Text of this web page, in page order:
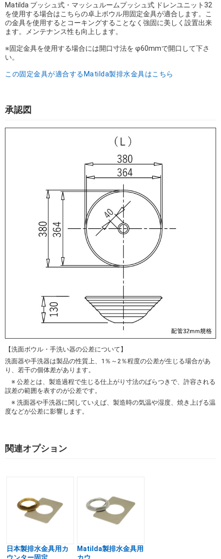
Matilda プッシュ式・マッシュルームプッシュ式 ドレンユニット32
を使用する場合はこちらの卓上ボウル用固定金具が適合します。こ
の金具を使用するとコーキングすることなく強固に美しく設置出来
ます。メンテナンス性も向上します。
※固定金具を使用する場合には開口寸法を φ60mmで開口して下さ
い。
この固定金具が適合するMatilda製排水金具はこちら
承認図
【洗面ボウル・手洗い器の公差について】
洗面器や手洗器は製品の性質上、1％～2％程度の公差が生じる場合があ
り、若干の個体差があります。
※ 公差とは、製造過程で生じる仕上がり寸法のばらつきで、許容される
誤差の範囲を表すのが公差です。
※ 洗面器や手洗器に関していえば、製造時の気温や湿度、焼き上げる温
度などが公差に影響します。
関連オプション
日本製排水金具用カ
Matilda製排水金具用